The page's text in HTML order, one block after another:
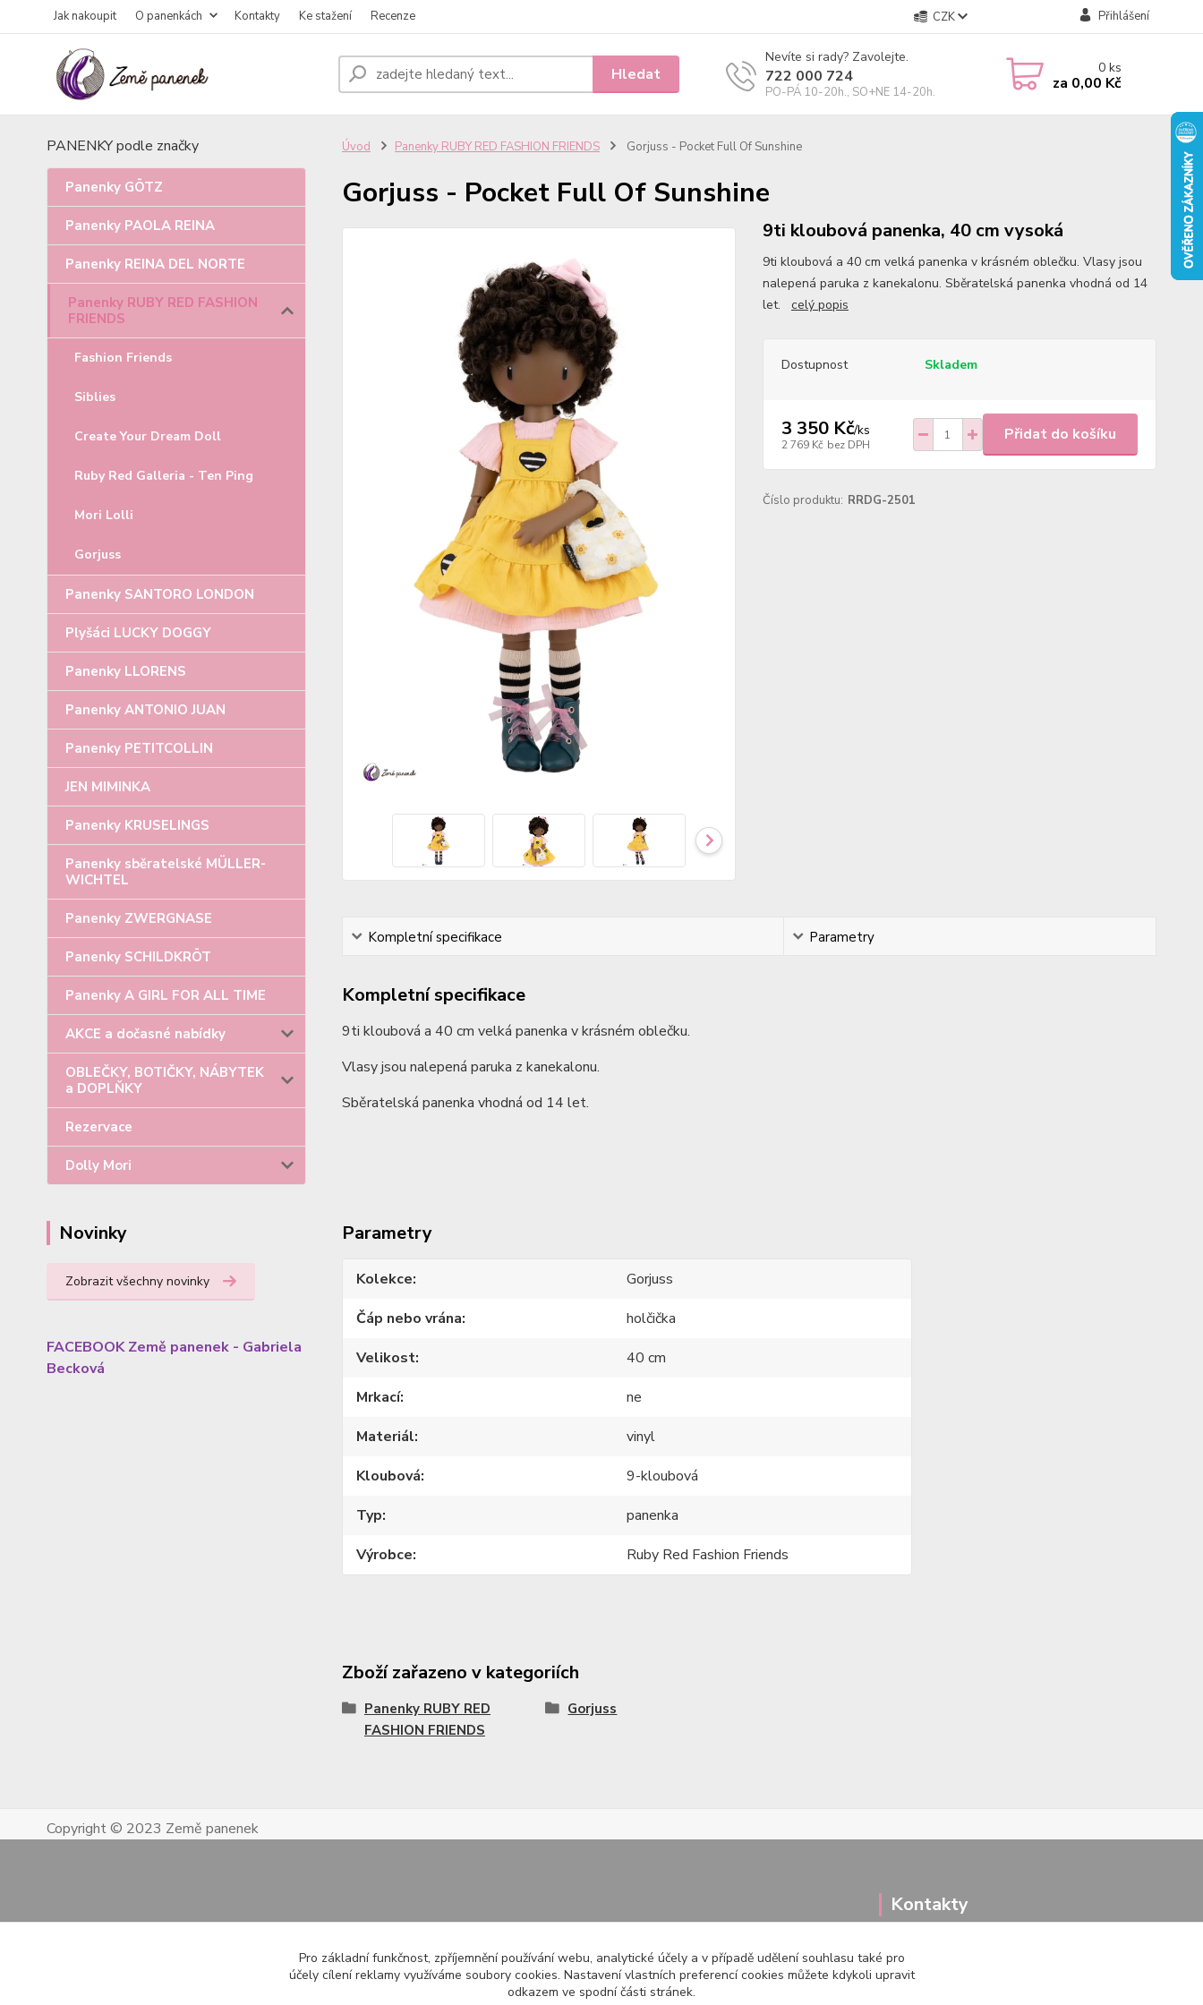
Jak nakoupit O panenkách Kontakty Ke stažení Recenze CZK Přihlášení
Hledat
Nevíte si rady? Zavolejte.
722 000 724
PO-PÁ 10-20h., SO+NE 14-20h.
0ks
za 0,00 Kč
PANENKY podle značky
Panenky GÖTZ
Panenky PAOLA REINA
Panenky REINA DEL NORTE
Panenky RUBY RED FASHION
FRIENDS
Fashion Friends
Siblies
Create Your Dream Doll
Ruby Red Galleria - Ten Ping
Mori Lolli
Gorjuss
Panenky SANTORO LONDON
Plyšáci LUCKY DOGGY
Panenky LLORENS
Panenky ANTONIO JUAN
Panenky PETITCOLLIN
JEN MIMINKA
Panenky KRUSELINGS
Panenky sběratelské MÜLLER-
WICHTEL
Panenky ZWERGNASE
Panenky SCHILDKRÖT
Panenky A GIRL FOR ALL TIME
AKCE a dočasné nabídky
OBLEČKY, BOTIČKY, NÁBYTEK
a DOPLŇKY
Rezervace
Dolly Mori
Novinky
Zobrazit všechny novinky
FACEBOOK Země panenek - Gabriela
Becková
Úvod Panenky RUBY RED FASHION FRIENDS Gorjuss - Pocket Full Of Sunshine
Gorjuss - Pocket Full Of Sunshine
9ti kloubová panenka, 40 cm vysoká
9ti kloubová a 40 cm velká panenka v krásném oblečku. Vlasy jsou
nalepená paruka z kanekalonu. Sběratelská panenka vhodná od 14
let. celý popis
Dostupnost Skladem
3 350 Kč/ks
2 769 Kč bez DPH
Přidat do košíku
Číslo produktu: RRDG-2501
Kompletní specifikace Parametry
Kompletní specifikace
9ti kloubová a 40 cm velká panenka v krásném oblečku.
Vlasy jsou nalepená paruka z kanekalonu.
Sběratelská panenka vhodná od 14 let.
Parametry
Kolekce
Gorjuss
Čáp nebo vrána
holčička
Velikost
40 cm
Mrkací
ne
Materiál
vinyl
Kloubová
9-kloubová
Typ
panenka
Výrobce
Ruby Red Fashion Friends
Zboží zařazeno v kategoriích
Panenky RUBY RED
FASHION FRIENDS
Gorjuss
Copyright © 2023 Země panenek
Kontakty
722 000 724
Pro základní funkčnost, zpříjemnění používání webu, analytické účely a v případě udělení souhlasu také pro
účely cílení reklamy využíváme soubory cookies. Nastavení vlastních preferencí cookies můžete kdykoli upravit
odkazem ve spodní části stránek.